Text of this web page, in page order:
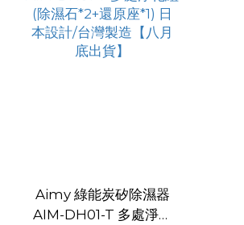
Aimy 綠能炭矽除濕器
AIM-DH01-T 多處淨化